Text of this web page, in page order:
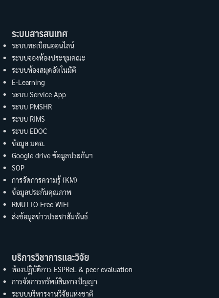
ระบบสารสนเทศ
ระบบทะเบียนออนไลน์
ระบบจองห้องประชุมคณะ
ระบบห้องสมุดอัตโนมัติ
E-Learning
ระบบ Service App
ระบบ PMSHR
ระบบ RIMS
ระบบ EDOC
ข้อมูล มคอ.
Google drive ข้อมูลประกันฯ
SOP
การจัดการความรู้ (KM)
ข้อมูลประกันคุณภาพ
RMUTTO Free WiFi
ส่งข้อมูลข่าวประชาสัมพันธ์
บริการวิชาการและวิจัย
ห้องปฏิบัติการ ESPReL & peer evaluation
การจัดการทรัพย์สินทางปัญญา
ระบบบริหารงานวิจัยแห่งชาติ